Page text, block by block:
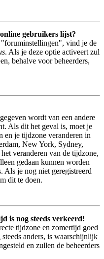
gebruikers lijst?
vind je de
. Als je deze optie activeert zul
behalve voor beheerders,
wordt van een andere
Als dit het geval is, moet je
en je tijdzone veranderen in
New York, Sydney,
veranderen van de tijdzone,
gedaan kunnen worden
Als je nog niet geregistreerd
dit te doen.
is nog steeds verkeerd!
tijdzone en zomertijd goed
anders, is waarschijnlijk
en zullen de beheerders